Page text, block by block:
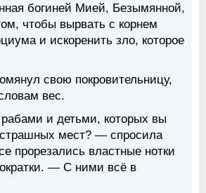
богиней Мией, Безымянной,
чтобы вырвать с корнем
и искоренить зло, которое
свою покровительницу,
вес.
и детьми, которых вы
мест? — спросила
прорезались властные нотки
— С ними всё в